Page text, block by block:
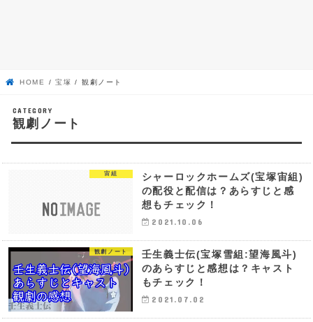
HOME 宝塚 観劇ノート
観劇ノート
宙組
シャーロックホームズ(宝塚宙組)
の配役と配信は？あらすじと感
想もチェック！
2021.10.06
観劇ノート
壬生義士伝(宝塚雪組:望海風斗)
のあらすじと感想は？キャスト
もチェック！
2021.07.02